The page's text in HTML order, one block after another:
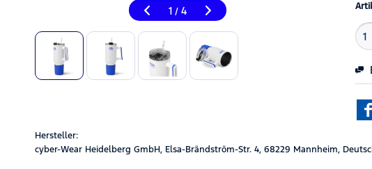
1 / 4
Hersteller:
cyber-Wear Heidelberg GmbH, Elsa-Brändström-Str. 4, 68229 Mannheim,